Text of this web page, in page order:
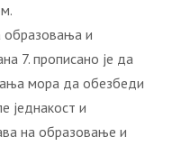
образовања и
7. прописано је да
мора да обезбеди
једнакост и
на образовање и